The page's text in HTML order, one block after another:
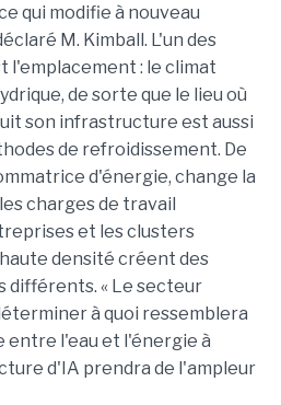
qui modifie à nouveau
M. Kimball. L'un des
l'emplacement : le climat
de sorte que le lieu où
son infrastructure est aussi
de refroidissement. De
d'énergie, change la
charges de travail
et les clusters
densité créent des
différents. « Le secteur
à quoi ressemblera
entre l'eau et l'énergie à
d'IA prendra de l'ampleur